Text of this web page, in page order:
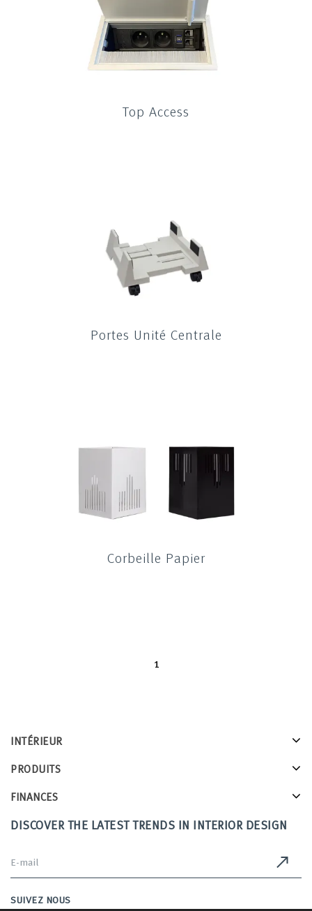
Top Access
Portes Unité Centrale
Corbeille Papier
1
INTÉRIEUR
PRODUITS
FINANCES
DISCOVER THE LATEST TRENDS IN INTERIOR DESIGN
SUIVEZ NOUS